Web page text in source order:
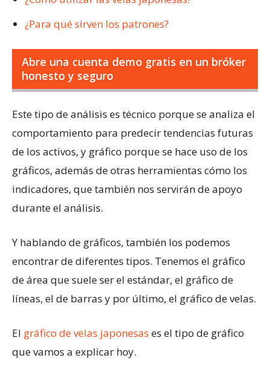
¿Para qué sirven los patrones?
Abre una cuenta demo gratis en un bróker
honesto y seguro
Este tipo de análisis es técnico porque se analiza el
comportamiento para predecir tendencias futuras
de los activos, y gráfico porque se hace uso de los
gráficos, además de otras herramientas cómo los
indicadores, que también nos servirán de apoyo
durante el análisis.
Y hablando de gráficos, también los podemos
encontrar de diferentes tipos. Tenemos el gráfico
de área que suele ser el estándar, el gráfico de
líneas, el de barras y por último, el gráfico de velas.
El gráfico de velas japonesas es el tipo de gráfico
que vamos a explicar hoy.